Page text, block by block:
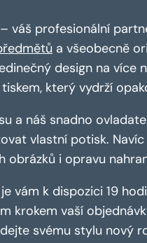
– váš profesionální
a všeobecně
design na více
který vydrží
a náš snadno
vlastní potisk.
obrázků i opravu
vám k dispozici 19
krokem vaší
svému stylu nový